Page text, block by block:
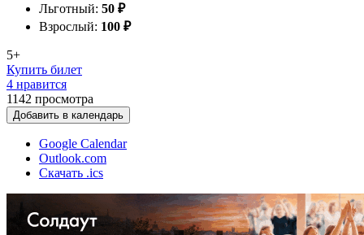
Льготный: 50 ₽
Взрослый: 100 ₽
5+
Купить билет
4 нравится
1142 просмотра
Добавить в календарь
Google Calendar
Outlook.com
Скачать .ics